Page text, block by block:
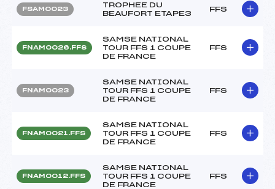
FSAM0023
TROPHEE DU
BEAUFORT ETAPE3
FFS
FNAM0026.FFS
SAMSE NATIONAL
TOUR FFS 1 COUPE
DE FRANCE
FFS
FNAM0023
SAMSE NATIONAL
TOUR FFS 1 COUPE
DE FRANCE
FFS
FNAM0021.FFS
SAMSE NATIONAL
TOUR FFS 1 COUPE
DE FRANCE
FFS
FNAM0012.FFS
SAMSE NATIONAL
TOUR FFS 1 COUPE
DE FRANCE
FFS